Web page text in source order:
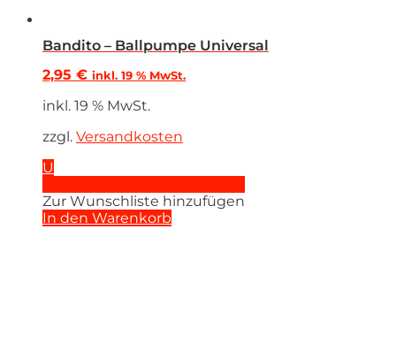
Bandito – Ballpumpe Universal
2,95 € inkl. 19 % MwSt.
inkl. 19 % MwSt.
zzgl. Versandkosten
U
Zur Wunschliste hinzufügen
In den Warenkorb